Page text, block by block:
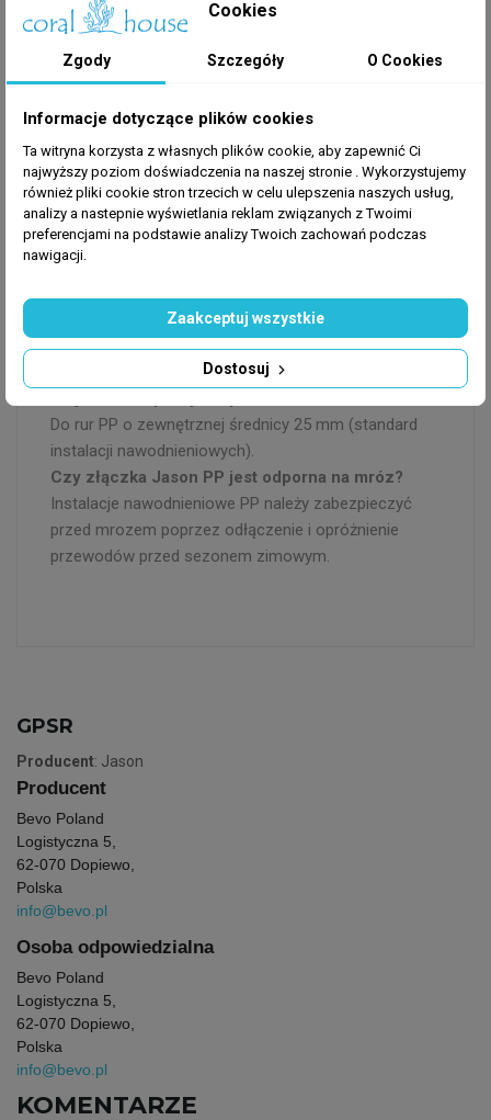
FAQ – Najczęściej zadawane pytania
Jak zamontować złączkę Jason PP 25 mm?
Wystarczy wsunąć rurę PP 25 mm do złączki aż do
oporu. System zaciskowy blokuje się automatycznie
Czy złączka Jason jest kompatybilna z innymi
elementami Jason?
Tak. Wszystkie złączki, kolana, trójniki i zaślepki Jason
PP są ze sobą kompatybilne w tej samej średnicy.
Ile razy można zmontować i zdemontować
System zaciskowy Jason jest zaprojektowany do
wielokrotnego użytku. Można montać i demontować
wielokrotnie bez utraty szczelności.
Do rur PP o zewnętrznej średnicy 25 mm (standard
instalacji nawodnieniowych).
Czy złączka Jason PP jest odporna na mróz?
Instalacje nawodnieniowe PP należy zabezpieczyć
przed mrozem poprzez odłączenie i opróżnienie
przewodów przed sezonem zimowym.
GPSR
Producent: Jason
Producent
Bevo Poland
Logistyczna 5,
62-070 Dopiewo,
Polska
info@bevo.pl
Osoba odpowiedzialna
Bevo Poland
Logistyczna 5,
62-070 Dopiewo,
Polska
info@bevo.pl
KOMENTARZE
Cookies
Zgody Szczegóły O Cookies
Informacje dotyczące plików cookies
Ta witryna korzysta z własnych plików cookie, aby zapewnić Ci
najwyższy poziom doświadczenia na naszej stronie . Wykorzystujemy
również pliki cookie stron trzecich w celu ulepszenia naszych usług,
analizy a nastepnie wyświetlania reklam związanych z Twoimi
preferencjami na podstawie analizy Twoich zachowań podczas
nawigacji.
Dostosuj
Zaakceptuj wszystkie